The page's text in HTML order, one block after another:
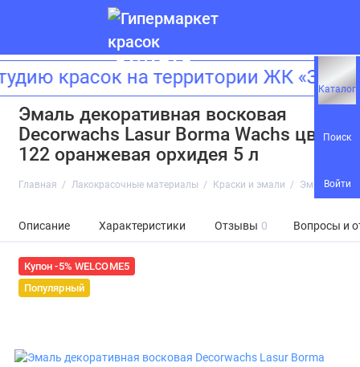
Каталог
Поиск
Войти
красок на территории ЖК
Эмаль декоративная восковая
Decorwachs Lasur Borma Wachs цвет
122 оранжевая орхидея 5 л
Главная Лакокрасочные материалы Краски и эмали Эмаль
Описание Характеристики Отзывы 0 Вопросы и
Купон -5% WELCOME5
Популярный